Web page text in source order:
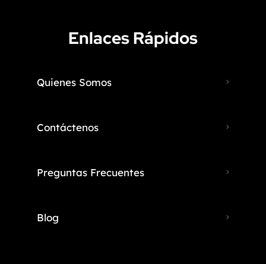
Enlaces Rápidos
Quienes Somos
Contáctenos
Preguntas Frecuentes
Blog